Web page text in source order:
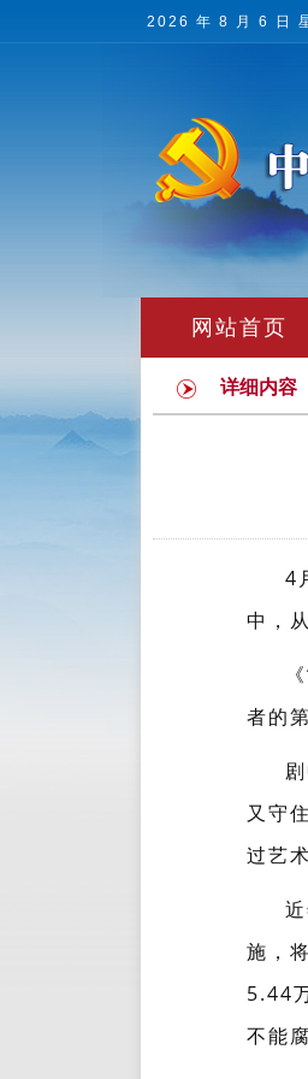
2026 年 8 月 6 日
网站首页
详细内容
4
中，
者的
又守
过艺
施，
5.44
不能